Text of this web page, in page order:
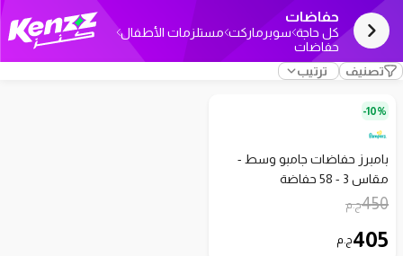
حفاضات
كل حاجة سوبرماركت مستلزمات الأطفال
حفاضات
تصنيف
ترتيب
10%-
بامبرز حفاضات جامبو وسط -
مقاس 3 - 58 حفاضة
450ج.م
405ج.م